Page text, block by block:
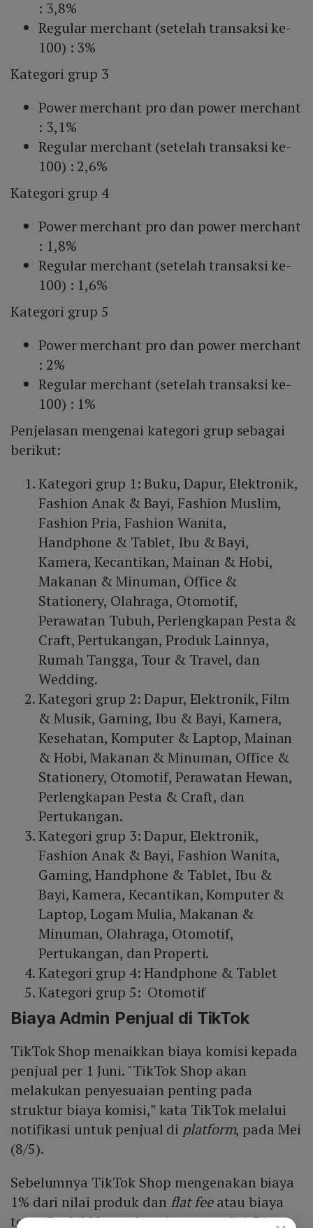
: 3,8%
Regular merchant (setelah transaksi ke-
100) : 3%
Kategori grup 3
Power merchant pro dan power merchant
: 3,1%
Regular merchant (setelah transaksi ke-
100) : 2,6%
Kategori grup 4
Power merchant pro dan power merchant
: 1,8%
Regular merchant (setelah transaksi ke-
100) : 1,6%
Kategori grup 5
Power merchant pro dan power merchant
: 2%
Regular merchant (setelah transaksi ke-
100) : 1%
Penjelasan mengenai kategori grup sebagai
berikut:
Kategori grup 1: Buku, Dapur, Elektronik,
Fashion Anak & Bayi, Fashion Muslim,
Fashion Pria, Fashion Wanita,
Handphone & Tablet, Ibu & Bayi,
Kamera, Kecantikan, Mainan & Hobi,
Makanan & Minuman, Office &
Stationery, Olahraga, Otomotif,
Perawatan Tubuh, Perlengkapan Pesta &
Craft, Pertukangan, Produk Lainnya,
Rumah Tangga, Tour & Travel, dan
Wedding.
Kategori grup 2: Dapur, Elektronik, Film
& Musik, Gaming, Ibu & Bayi, Kamera,
Kesehatan, Komputer & Laptop, Mainan
& Hobi, Makanan & Minuman, Office &
Stationery, Otomotif, Perawatan Hewan,
Perlengkapan Pesta & Craft, dan
Pertukangan.
Kategori grup 3: Dapur, Elektronik,
Fashion Anak & Bayi, Fashion Wanita,
Gaming, Handphone & Tablet, Ibu &
Bayi, Kamera, Kecantikan, Komputer &
Laptop, Logam Mulia, Makanan &
Minuman, Olahraga, Otomotif,
Pertukangan, dan Properti.
Kategori grup 4: Handphone & Tablet
Kategori grup 5: Otomotif
Biaya Admin Penjual di TikTok
TikTok Shop menaikkan biaya komisi kepada
penjual per 1 Juni. "TikTok Shop akan
melakukan penyesuaian penting pada
struktur biaya komisi,” kata TikTok melalui
notifikasi untuk penjual di platform, pada Mei
(8/5).
Sebelumnya TikTok Shop mengenakan biaya
1% dari nilai produk dan flat feeatau biaya
tetap Rp 2.000 untuk setiap transaksi. Biaya